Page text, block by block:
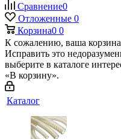
Сравнение0
Отложенные 0
Корзина0 0
К сожалению, ваша корзина
Исправить это
выберите в каталоге
«В корзину».
Каталог